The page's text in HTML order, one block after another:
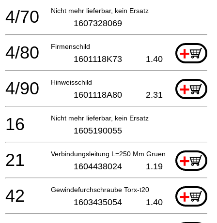
Nicht mehr lieferbar, kein Ersatz
4/70 1607328069
Firmenschild +
4/80 1601118K73 1.40
Hinweisschild +
4/90 1601118A80 2.31
Nicht mehr lieferbar, kein Ersatz
16 1605190055
Verbindungsleitung L=250 Mm Gruen +
21 1604438024 1.19
Gewindefurchschraube Torx-t20 +
42 1603435054 1.40